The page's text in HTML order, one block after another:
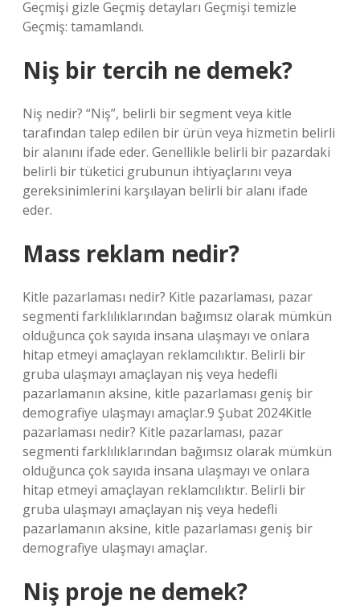
Geçmişi gizle Geçmiş detayları Geçmişi temizle
Geçmiş: tamamlandı.
Niş bir tercih ne demek?
Niş nedir? “Niş”, belirli bir segment veya kitle
tarafından talep edilen bir ürün veya hizmetin belirli
bir alanını ifade eder. Genellikle belirli bir pazardaki
belirli bir tüketici grubunun ihtiyaçlarını veya
gereksinimlerini karşılayan belirli bir alanı ifade
eder.
Mass reklam nedir?
Kitle pazarlaması nedir? Kitle pazarlaması, pazar
segmenti farklılıklarından bağımsız olarak mümkün
olduğunca çok sayıda insana ulaşmayı ve onlara
hitap etmeyi amaçlayan reklamcılıktır. Belirli bir
gruba ulaşmayı amaçlayan niş veya hedefli
pazarlamanın aksine, kitle pazarlaması geniş bir
demografiye ulaşmayı amaçlar.9 Şubat 2024Kitle
pazarlaması nedir? Kitle pazarlaması, pazar
segmenti farklılıklarından bağımsız olarak mümkün
olduğunca çok sayıda insana ulaşmayı ve onlara
hitap etmeyi amaçlayan reklamcılıktır. Belirli bir
gruba ulaşmayı amaçlayan niş veya hedefli
pazarlamanın aksine, kitle pazarlaması geniş bir
demografiye ulaşmayı amaçlar.
Niş proje ne demek?